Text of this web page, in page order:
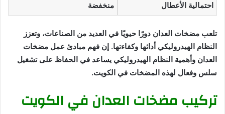
احتمالية الأعطال منخفضة
تلعب مضخات العدان دورًا حيويًا في العديد من الصناعات، وتعزز
النظام الهيدروليكي أدائها وكفاءتها. إن فهم مبادئ عمل مضخات
العدان وأهمية النظام الهيدروليكي يساعد في الحفاظ على تشغيل
سلس وفعال لهذه المضخات في الكويت.
تركيب مضخات العدان في الكويت